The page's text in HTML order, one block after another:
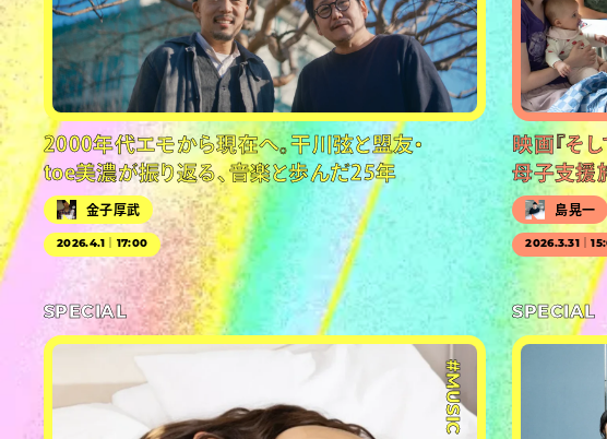
2000年代エモから現在へ。干川弦と盟友・
toe美濃が振り返る、音楽と歩んだ25年
金子厚武
2026.4.1｜17:00
映画『そ
母子支援
島晃一
2026.3.31｜
SPECIAL
#MUSIC
SPECIAL